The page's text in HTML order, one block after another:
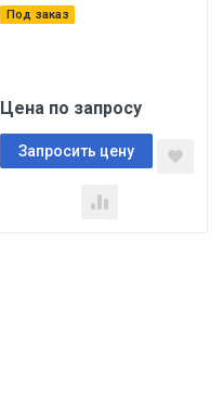
Под заказ
Цена по запросу
Запросить цену